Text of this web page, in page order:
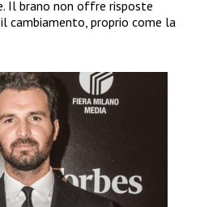
Il brano non offre risposte
cambiamento, proprio come la